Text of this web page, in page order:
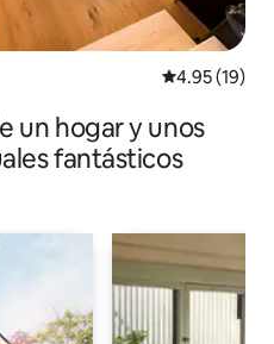
Calificación
4.95 (19)
un hogar y unos
fantásticos